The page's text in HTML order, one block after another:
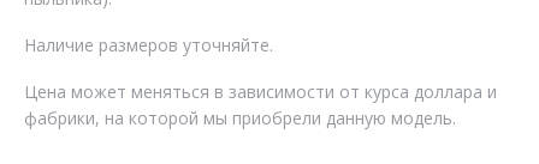
Наличие размеров уточняйте.
Цена может меняться в зависимости от курса доллара и
фабрики, на которой мы приобрели данную модель.